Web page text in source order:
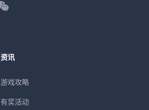
资讯
游戏攻略
有奖活动